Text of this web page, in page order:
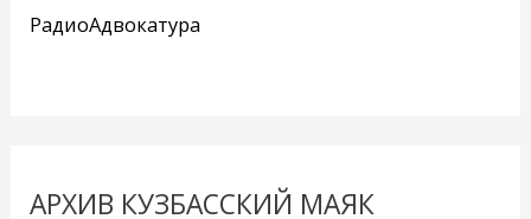
РадиоАдвокатура
АРХИВ КУЗБАССКИЙ МАЯК